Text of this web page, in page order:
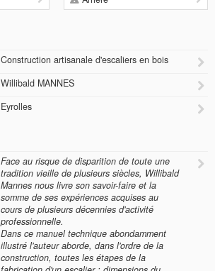
Construction artisanale d'escaliers en bois
Willibald MANNES
Eyrolles
Face au risque de disparition de toute une
tradition vieille de plusieurs siècles, Willibald
Mannes nous livre son savoir-faire et la
somme de ses expériences acquises au
cours de plusieurs décennies d'activité
professionnelle.
Dans ce manuel technique abondamment
illustré l'auteur aborde, dans l'ordre de la
construction, toutes les étapes de la